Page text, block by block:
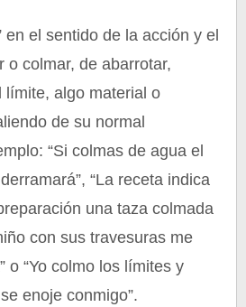
en el sentido de la acción y el
o colmar, de abarrotar,
límite, algo material o
de su normal
“Si colmas de agua el
“La receta indica
una taza colmada
con sus travesuras me
o “Yo colmo los límites y
enoje conmigo”.